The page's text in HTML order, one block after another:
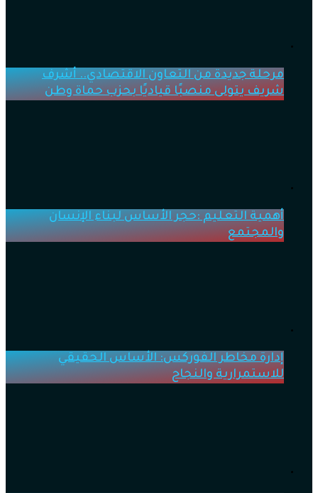
مرحلة جديدة من التعاون الاقتصادي.. أشرف
شريف يتولى منصبًا قياديًا بحزب حماة وطن
أهمية التعليم :حجر الأساس لبناء الإنسان
والمجتمع
إدارة مخاطر الفوركس: الأساس الحقيقي
للاستمرارية والنجاح